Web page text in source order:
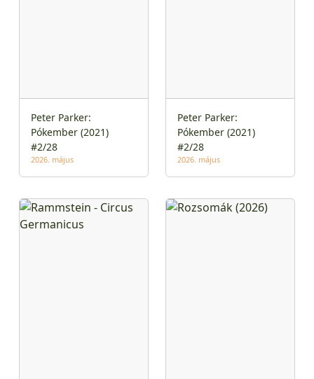
Peter Parker:
Pókember (2021)
#2/28
2026. május
Peter Parker:
Pókember (2021)
#2/28
2026. május